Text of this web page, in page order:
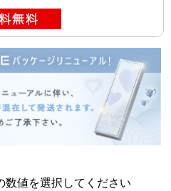
数値を選択してください